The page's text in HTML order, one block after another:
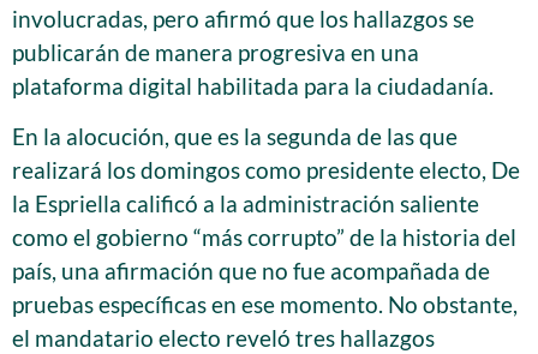
involucradas, pero afirmó que los hallazgos se
publicarán de manera progresiva en una
plataforma digital habilitada para la ciudadanía.
En la alocución, que es la segunda de las que
realizará los domingos como presidente electo, De
la Espriella calificó a la administración saliente
como el gobierno “más corrupto” de la historia del
país, una afirmación que no fue acompañada de
pruebas específicas en ese momento. No obstante,
el mandatario electo reveló tres hallazgos